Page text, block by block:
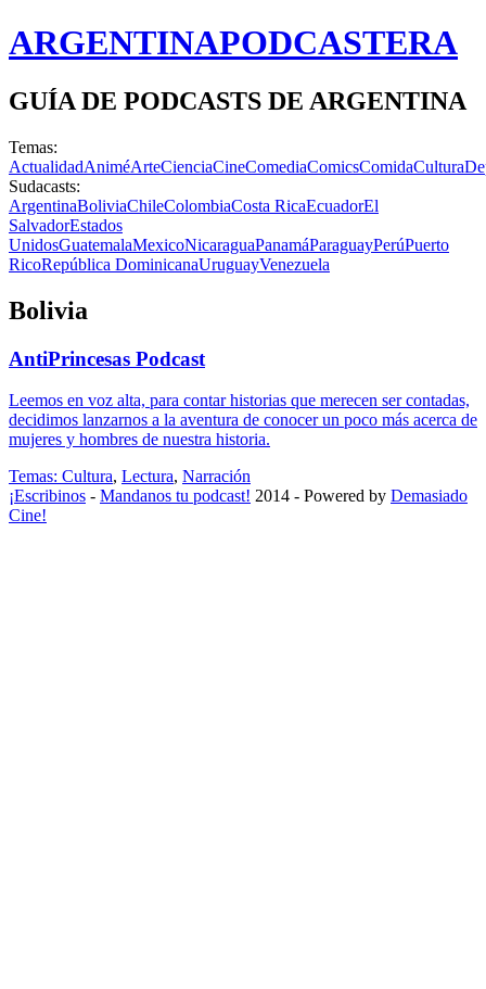
ARGENTINAPODCASTERA
GUÍA DE PODCASTS DE ARGENTINA
Temas:
ActualidadAniméArteCienciaCineComediaComicsComidaCultura
Sudacasts:
ArgentinaBoliviaChileColombiaCosta RicaEcuadorEl
SalvadorEstados
UnidosGuatemalaMexicoNicaraguaPanamáParaguayPerúPuerto
RicoRepública DominicanaUruguayVenezuela
Bolivia
AntiPrincesas Podcast
Leemos en voz alta, para contar historias que merecen ser contadas,
decidimos lanzarnos a la aventura de conocer un poco más acerca de
mujeres y hombres de nuestra historia.
Temas: Cultura, Lectura, Narración
¡Escribinos - Mandanos tu podcast! 2014 - Powered by Demasiado
Cine!